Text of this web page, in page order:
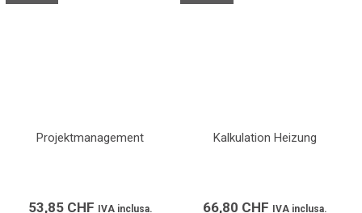
Projektmanagement
53,85 CHF IVA inclusa.
Kalkulation Heizung
66,80 CHF IVA inclusa.